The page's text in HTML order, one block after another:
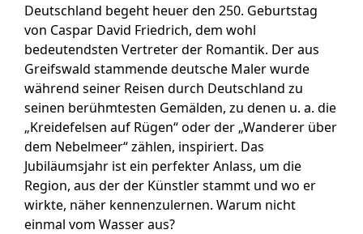
Deutschland begeht heuer den 250. Geburtstag
von Caspar David Friedrich, dem wohl
bedeutendsten Vertreter der Romantik. Der aus
Greifswald stammende deutsche Maler wurde
während seiner Reisen durch Deutschland zu
seinen berühmtesten Gemälden, zu denen u. a. die
„Kreidefelsen auf Rügen“ oder der „Wanderer über
dem Nebelmeer“ zählen, inspiriert. Das
Jubiläumsjahr ist ein perfekter Anlass, um die
Region, aus der der Künstler stammt und wo er
wirkte, näher kennenzulernen. Warum nicht
einmal vom Wasser aus?